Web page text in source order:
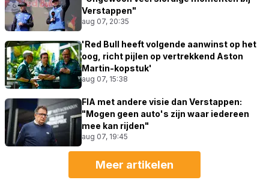
Verstappen"
aug 07, 20:35
'Red Bull heeft volgende aanwinst op het
oog, richt pijlen op vertrekkend Aston
Martin-kopstuk'
aug 07, 15:38
FIA met andere visie dan Verstappen:
"Mogen geen auto's zijn waar iedereen
mee kan rijden"
aug 07, 19:45
Meer artikelen